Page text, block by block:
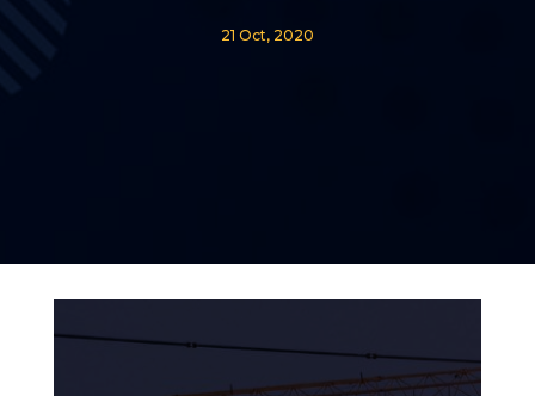
21 Oct, 2020